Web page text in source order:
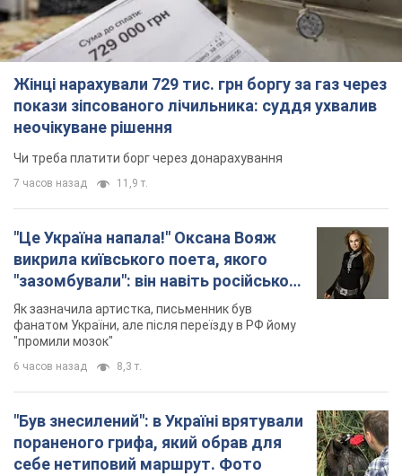
Жінці нарахували 729 тис. грн боргу за газ через
покази зіпсованого лічильника: суддя ухвалив
неочікуване рішення
Чи треба платити борг через донарахування
7 часов назад 11,9 т.
"Це Україна напала!" Оксана Вояж
викрила київського поета, якого
"зазомбували": він навіть російської
не знав, а тепер хоче геноциду
українців
Як зазначила артистка, письменник був
фанатом України, але після переїзду в РФ йому
"промили мозок"
6 часов назад 8,3 т.
"Був знесилений": в Україні врятували
пораненого грифа, який обрав для
себе нетиповий маршрут. Фото